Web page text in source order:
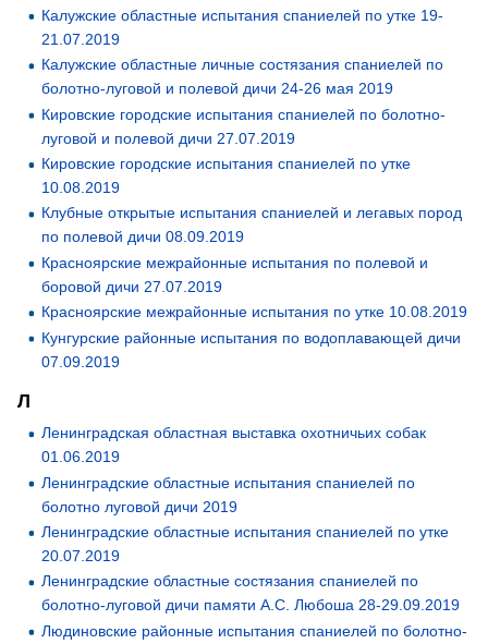
Калужские областные испытания спаниелей по утке 19-
21.07.2019
Калужские областные личные состязания спаниелей по
болотно-луговой и полевой дичи 24-26 мая 2019
Кировские городские испытания спаниелей по болотно-
луговой и полевой дичи 27.07.2019
Кировские городские испытания спаниелей по утке
10.08.2019
Клубные открытые испытания спаниелей и легавых пород
по полевой дичи 08.09.2019
Красноярские межрайонные испытания по полевой и
боровой дичи 27.07.2019
Красноярские межрайонные испытания по утке 10.08.2019
Кунгурские районные испытания по водоплавающей дичи
07.09.2019
Л
Ленинградская областная выставка охотничьих собак
01.06.2019
Ленинградские областные испытания спаниелей по
болотно луговой дичи 2019
Ленинградские областные испытания спаниелей по утке
20.07.2019
Ленинградские областные состязания спаниелей по
болотно-луговой дичи памяти А.С. Любоша 28-29.09.2019
Людиновские районные испытания спаниелей по болотно-